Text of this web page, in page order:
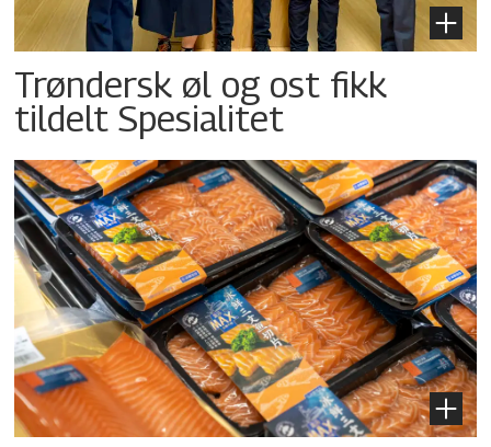
Trøndersk øl og ost fikk
tildelt Spesialitet